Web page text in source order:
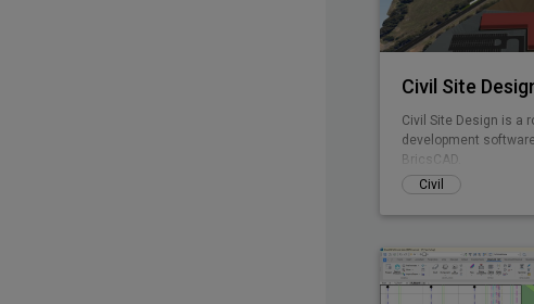
Civil Site
Civil Site Design is a
development
BricsCAD.
Civil